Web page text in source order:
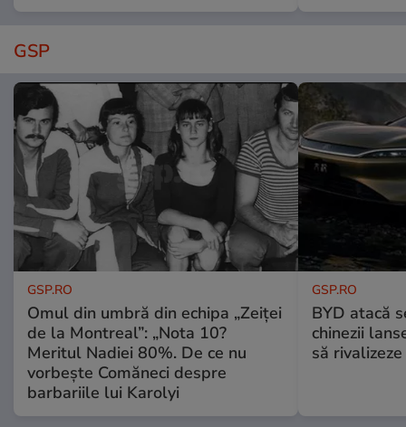
GSP
GSP.RO
Omul din umbră din echipa „Zeiței
de la Montreal”: „Nota 10?
Meritul Nadiei 80%. De ce nu
vorbește Comăneci despre
barbariile lui Karolyi
GSP.RO
BYD atacă
chinezii
să